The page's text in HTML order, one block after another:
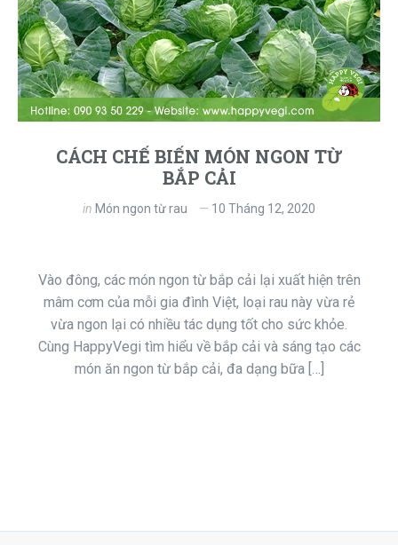
CÁCH CHẾ BIẾN MÓN NGON TỪ
BẮP CẢI
in Món ngon từ rau 10 Tháng 12, 2020
Vào đông, các món ngon từ bắp cải lại xuất hiện trên
mâm cơm của mỗi gia đình Việt, loại rau này vừa rẻ
vừa ngon lại có nhiều tác dụng tốt cho sức khỏe.
Cùng HappyVegi tìm hiểu về bắp cải và sáng tạo các
món ăn ngon từ bắp cải, đa dạng bữa […]